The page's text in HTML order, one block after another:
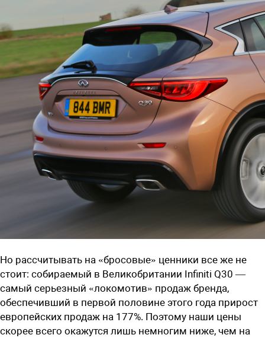
Но рассчитывать на «бросовые» ценники все же не
стоит: собираемый в Великобритании Infiniti Q30 —
самый серьезный «локомотив» продаж бренда,
обеспечивший в первой половине этого года прирост
европейских продаж на 177%. Поэтому наши цены
скорее всего окажутся лишь немногим ниже, чем на